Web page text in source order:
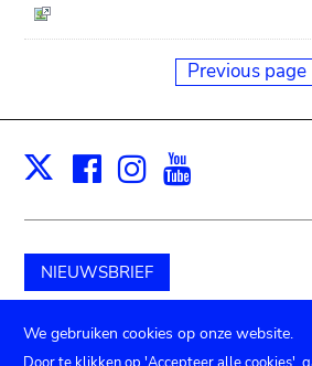
Previous page
X Facebook
Instagram
NIEUWSBRIEF
Schenk aan het museum
We gebruiken cookies op onze website.